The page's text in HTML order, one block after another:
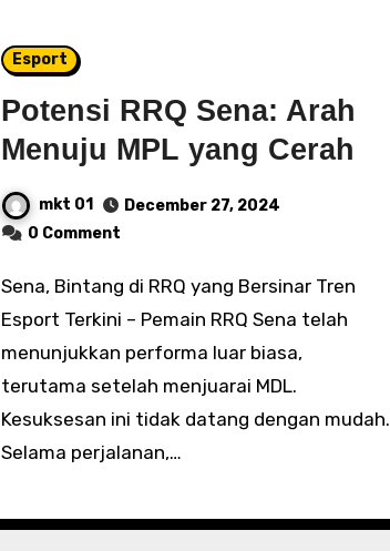
Esport
Potensi RRQ Sena: Arah
Menuju MPL yang Cerah
mkt 01
December 27, 2024
0 Comment
Sena, Bintang di RRQ yang Bersinar Tren
Esport Terkini – Pemain RRQ Sena telah
menunjukkan performa luar biasa,
terutama setelah menjuarai MDL.
Kesuksesan ini tidak datang dengan mudah.
Selama perjalanan,…